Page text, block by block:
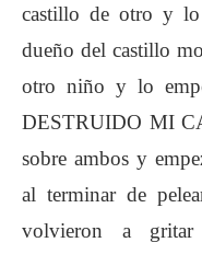
castillo de otro y lo
dueño del castillo
otro niño y lo
DESTRUIDO MI
sobre ambos y
al terminar de
volvieron a